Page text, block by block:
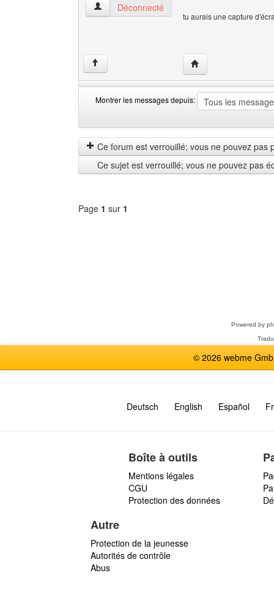
CFDT-UPS Voir le profil de l'utilisateur
Déconnecté
tu aurais une capture
↑ Visiter le site web de
Montrer les messages depuis:
les
messages
depuis
by
Ce forum est verrouillé; vous ne pouvez pas
Ce sujet est verrouillé; vous ne pouvez pas
Page 1 sur 1
Powered by
© 2026 webme
Deutsch English Español
Boîte à outils
Mentions légales
CGU
Protection des données
Autre
Protection de la jeunesse
Autorités de contrôle
Abus